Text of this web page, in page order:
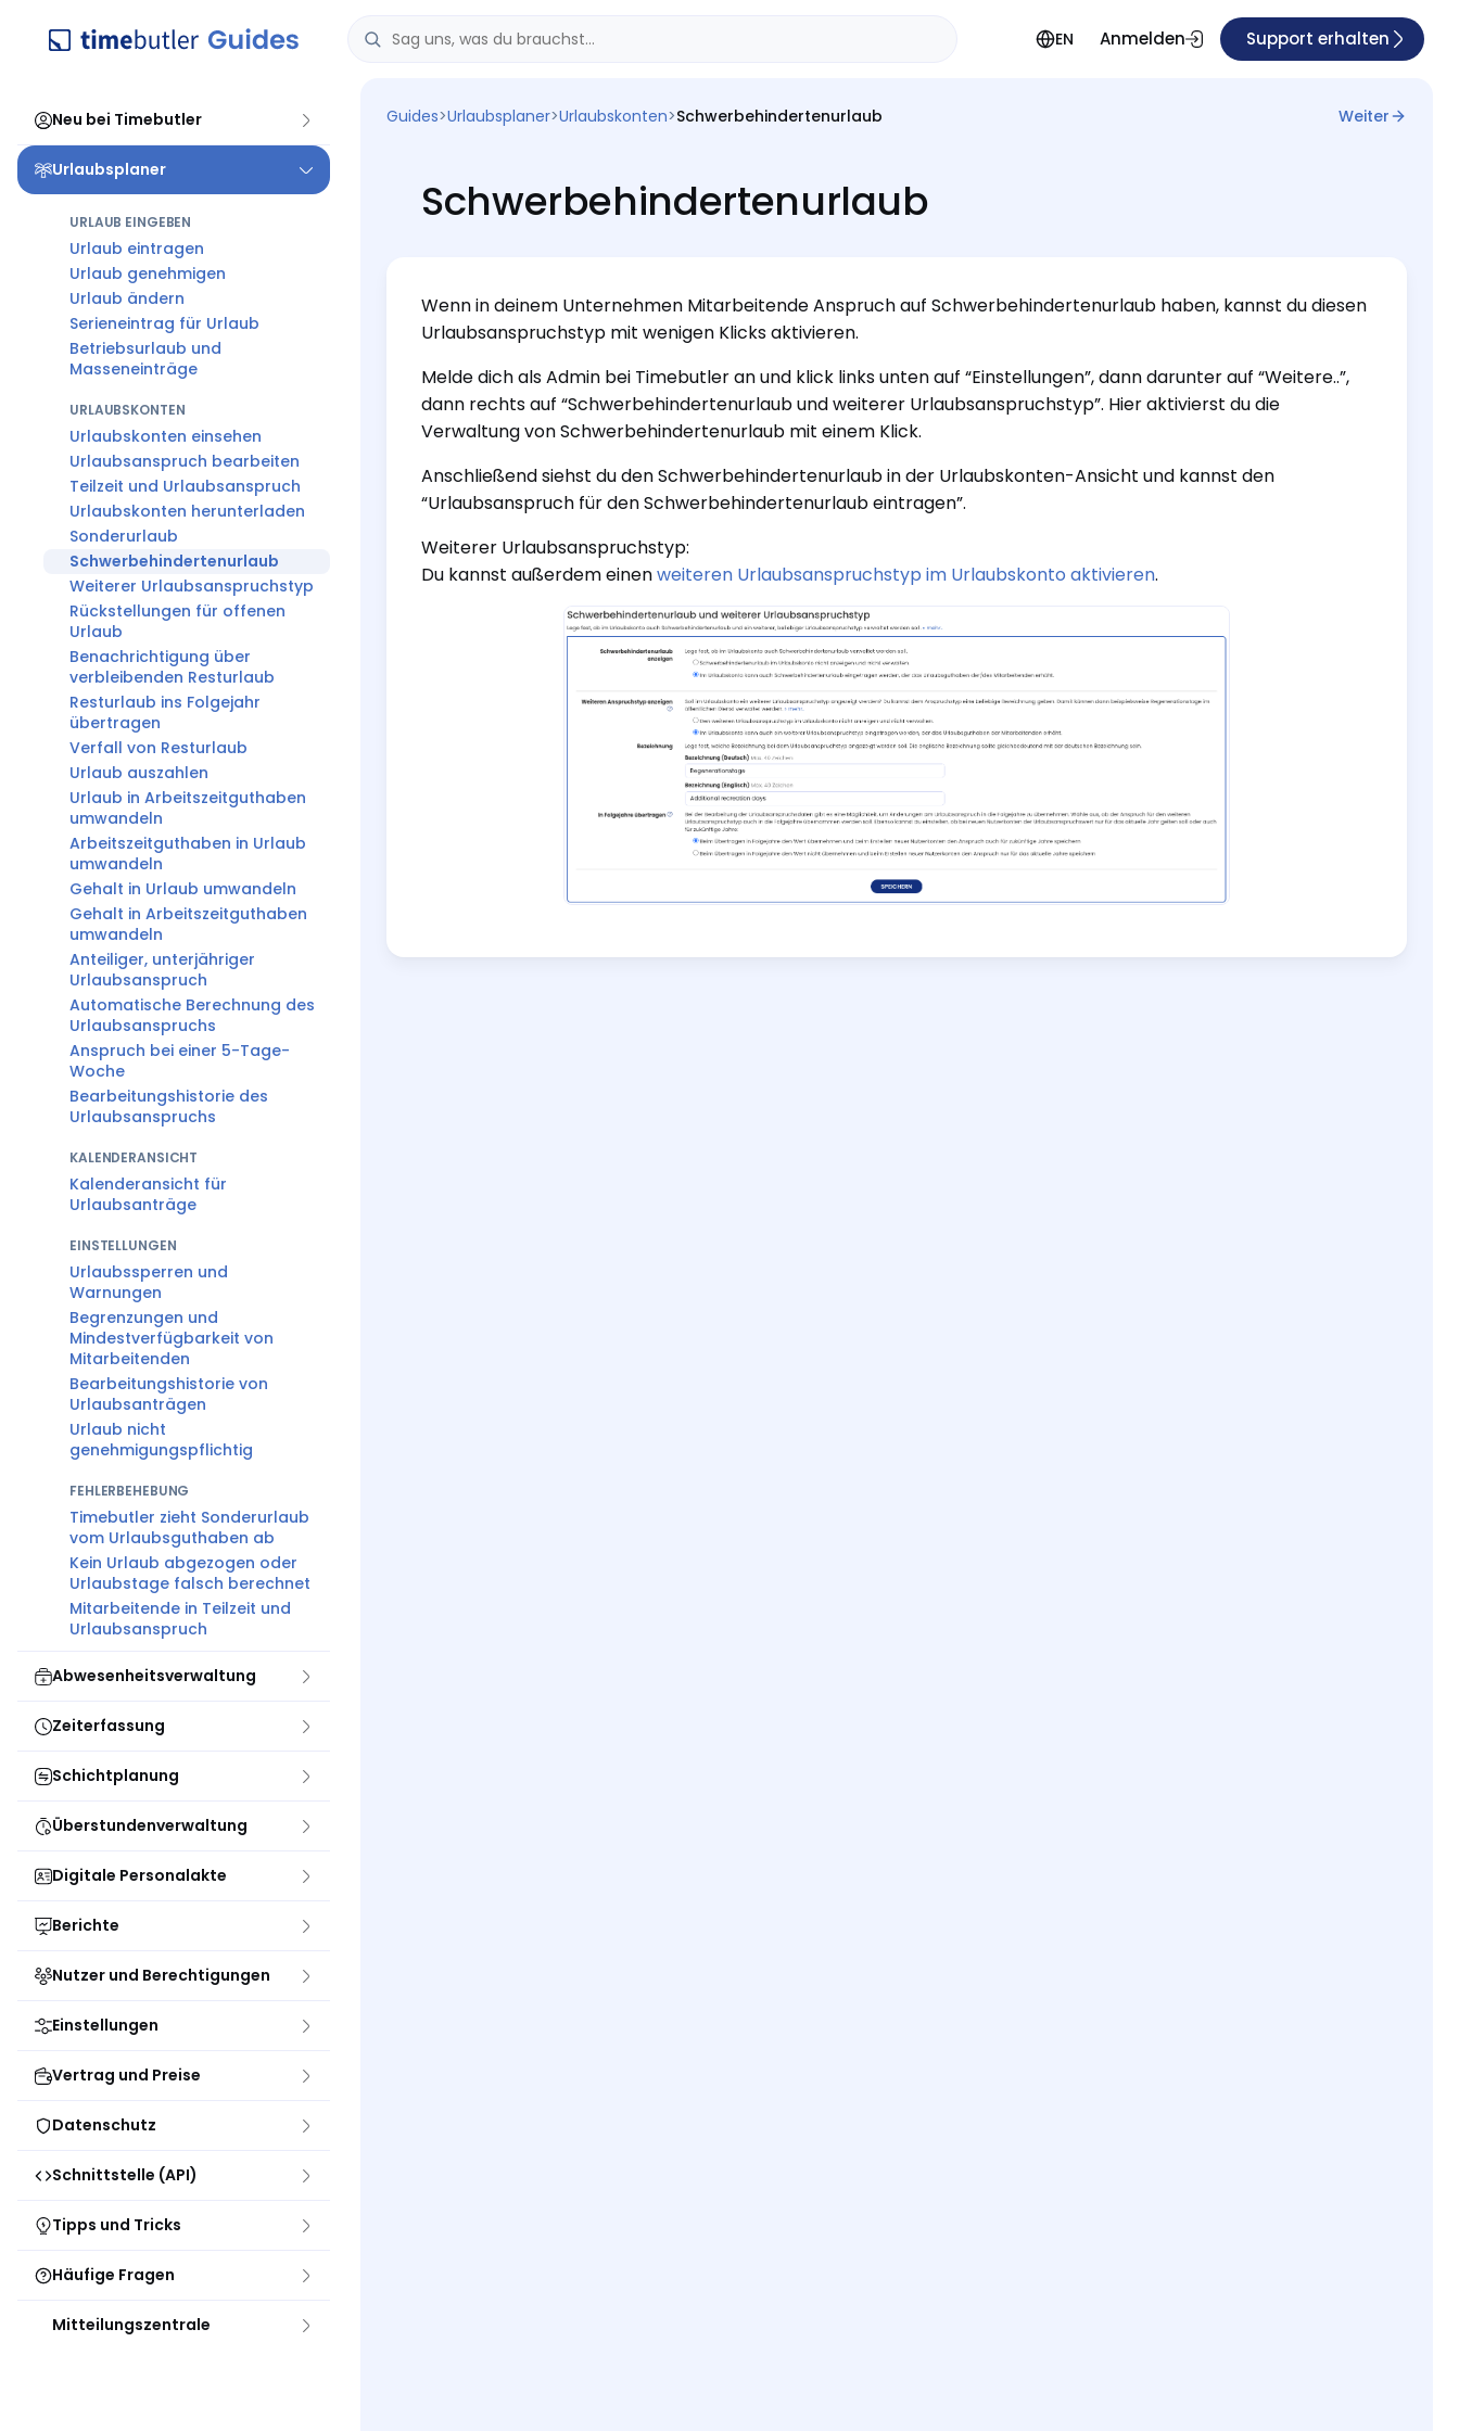
EN Anmelden Support erhalten
Neu bei Timebutler
Urlaubsplaner
URLAUB EINGEBEN
Urlaub eintragen
Urlaub genehmigen
Urlaub ändern
Serieneintrag für Urlaub
Betriebsurlaub und
Masseneinträge
URLAUBSKONTEN
Urlaubskonten einsehen
Urlaubsanspruch bearbeiten
Teilzeit und Urlaubsanspruch
Urlaubskonten herunterladen
Sonderurlaub
Schwerbehindertenurlaub
Weiterer Urlaubsanspruchstyp
Rückstellungen für offenen
Urlaub
Benachrichtigung über
verbleibenden Resturlaub
Resturlaub ins Folgejahr
übertragen
Verfall von Resturlaub
Urlaub auszahlen
Urlaub in Arbeitszeitguthaben
umwandeln
Arbeitszeitguthaben in Urlaub
umwandeln
Gehalt in Urlaub umwandeln
Gehalt in Arbeitszeitguthaben
umwandeln
Anteiliger, unterjähriger
Urlaubsanspruch
Automatische Berechnung des
Urlaubsanspruchs
Anspruch bei einer 5-Tage-
Woche
Bearbeitungshistorie des
Urlaubsanspruchs
KALENDERANSICHT
Kalenderansicht für
Urlaubsanträge
EINSTELLUNGEN
Urlaubssperren und
Warnungen
Begrenzungen und
Mindestverfügbarkeit von
Mitarbeitenden
Bearbeitungshistorie von
Urlaubsanträgen
Urlaub nicht
genehmigungspflichtig
FEHLERBEHEBUNG
Timebutler zieht Sonderurlaub
vom Urlaubsguthaben ab
Kein Urlaub abgezogen oder
Urlaubstage falsch berechnet
Mitarbeitende in Teilzeit und
Urlaubsanspruch
Abwesenheitsverwaltung
Zeiterfassung
Schichtplanung
Überstundenverwaltung
Digitale Personalakte
Berichte
Nutzer und Berechtigungen
Einstellungen
Vertrag und Preise
Datenschutz
Schnittstelle (API)
Tipps und Tricks
Häufige Fragen
Mitteilungszentrale
Guides>Urlaubsplaner>Urlaubskonten>Schwerbehindertenurlaub Weiter
Schwerbehindertenurlaub
Wenn in deinem Unternehmen Mitarbeitende Anspruch auf Schwerbehindertenurlaub haben, kannst du diesen
Urlaubsanspruchstyp mit wenigen Klicks aktivieren.
Melde dich als Admin bei Timebutler an und klick links unten auf “Einstellungen”, dann darunter auf “Weitere..”,
dann rechts auf “Schwerbehindertenurlaub und weiterer Urlaubsanspruchstyp”. Hier aktivierst du die
Verwaltung von Schwerbehindertenurlaub mit einem Klick.
Anschließend siehst du den Schwerbehindertenurlaub in der Urlaubskonten-Ansicht und kannst den
“Urlaubsanspruch für den Schwerbehindertenurlaub eintragen”.
Weiterer Urlaubsanspruchstyp:
Du kannst außerdem einenweiteren Urlaubsanspruchstyp im Urlaubskonto aktivieren.